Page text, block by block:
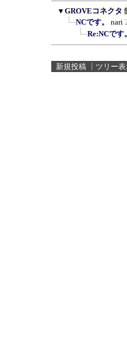
▼ GROVEコネクタ
NCです。
nari
Re:NCです。
新規投稿
ツリー